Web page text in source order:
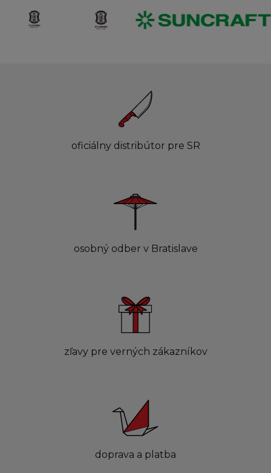
oficiálny distribútor pre SR
osobný odber v Bratislave
zľavy pre verných zákazníkov
doprava a platba